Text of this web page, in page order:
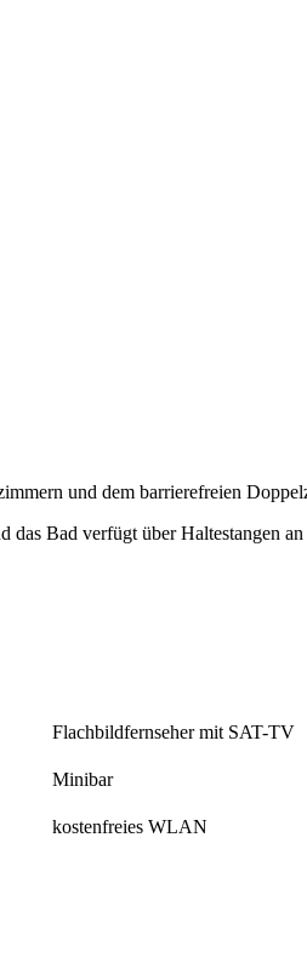
und dem barrierefreien
Bad verfügt über Haltestangen
Flachbildfernseher mit SAT-TV
Minibar
kostenfreies WLAN